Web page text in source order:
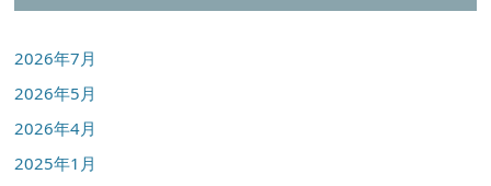
2026年7月
2026年5月
2026年4月
2025年1月